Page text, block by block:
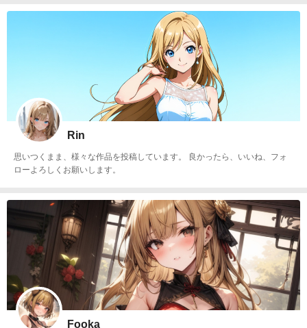
Rin
思いつくまま、様々な作品を投稿しています。 良かったら、いいね、フォ
ローよろしくお願いします。
Fooka